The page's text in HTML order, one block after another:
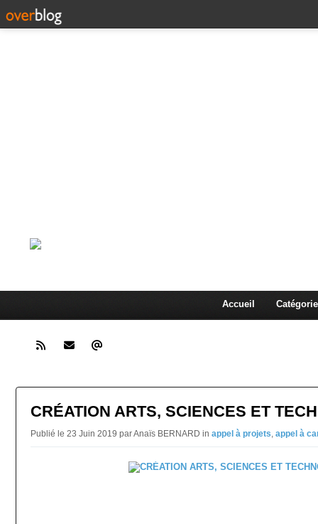
Accueil
CRÉATION ARTS, SCIENCES ET
Publié le 23 Juin 2019 par Anaïs BERNARD in appel à projets, appel à